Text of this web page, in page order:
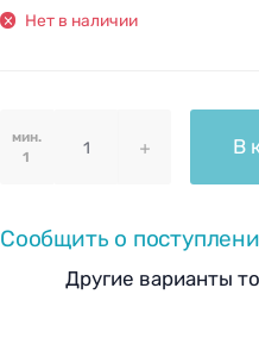
Нет в наличии
мин.
1
В
Сообщить о
Другие варианты